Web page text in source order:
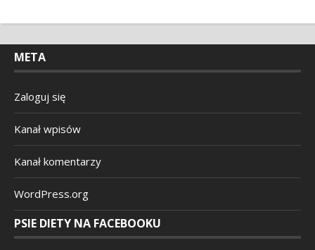
META
Zaloguj się
Kanał wpisów
Kanał komentarzy
WordPress.org
PSIE DIETY NA FACEBOOKU